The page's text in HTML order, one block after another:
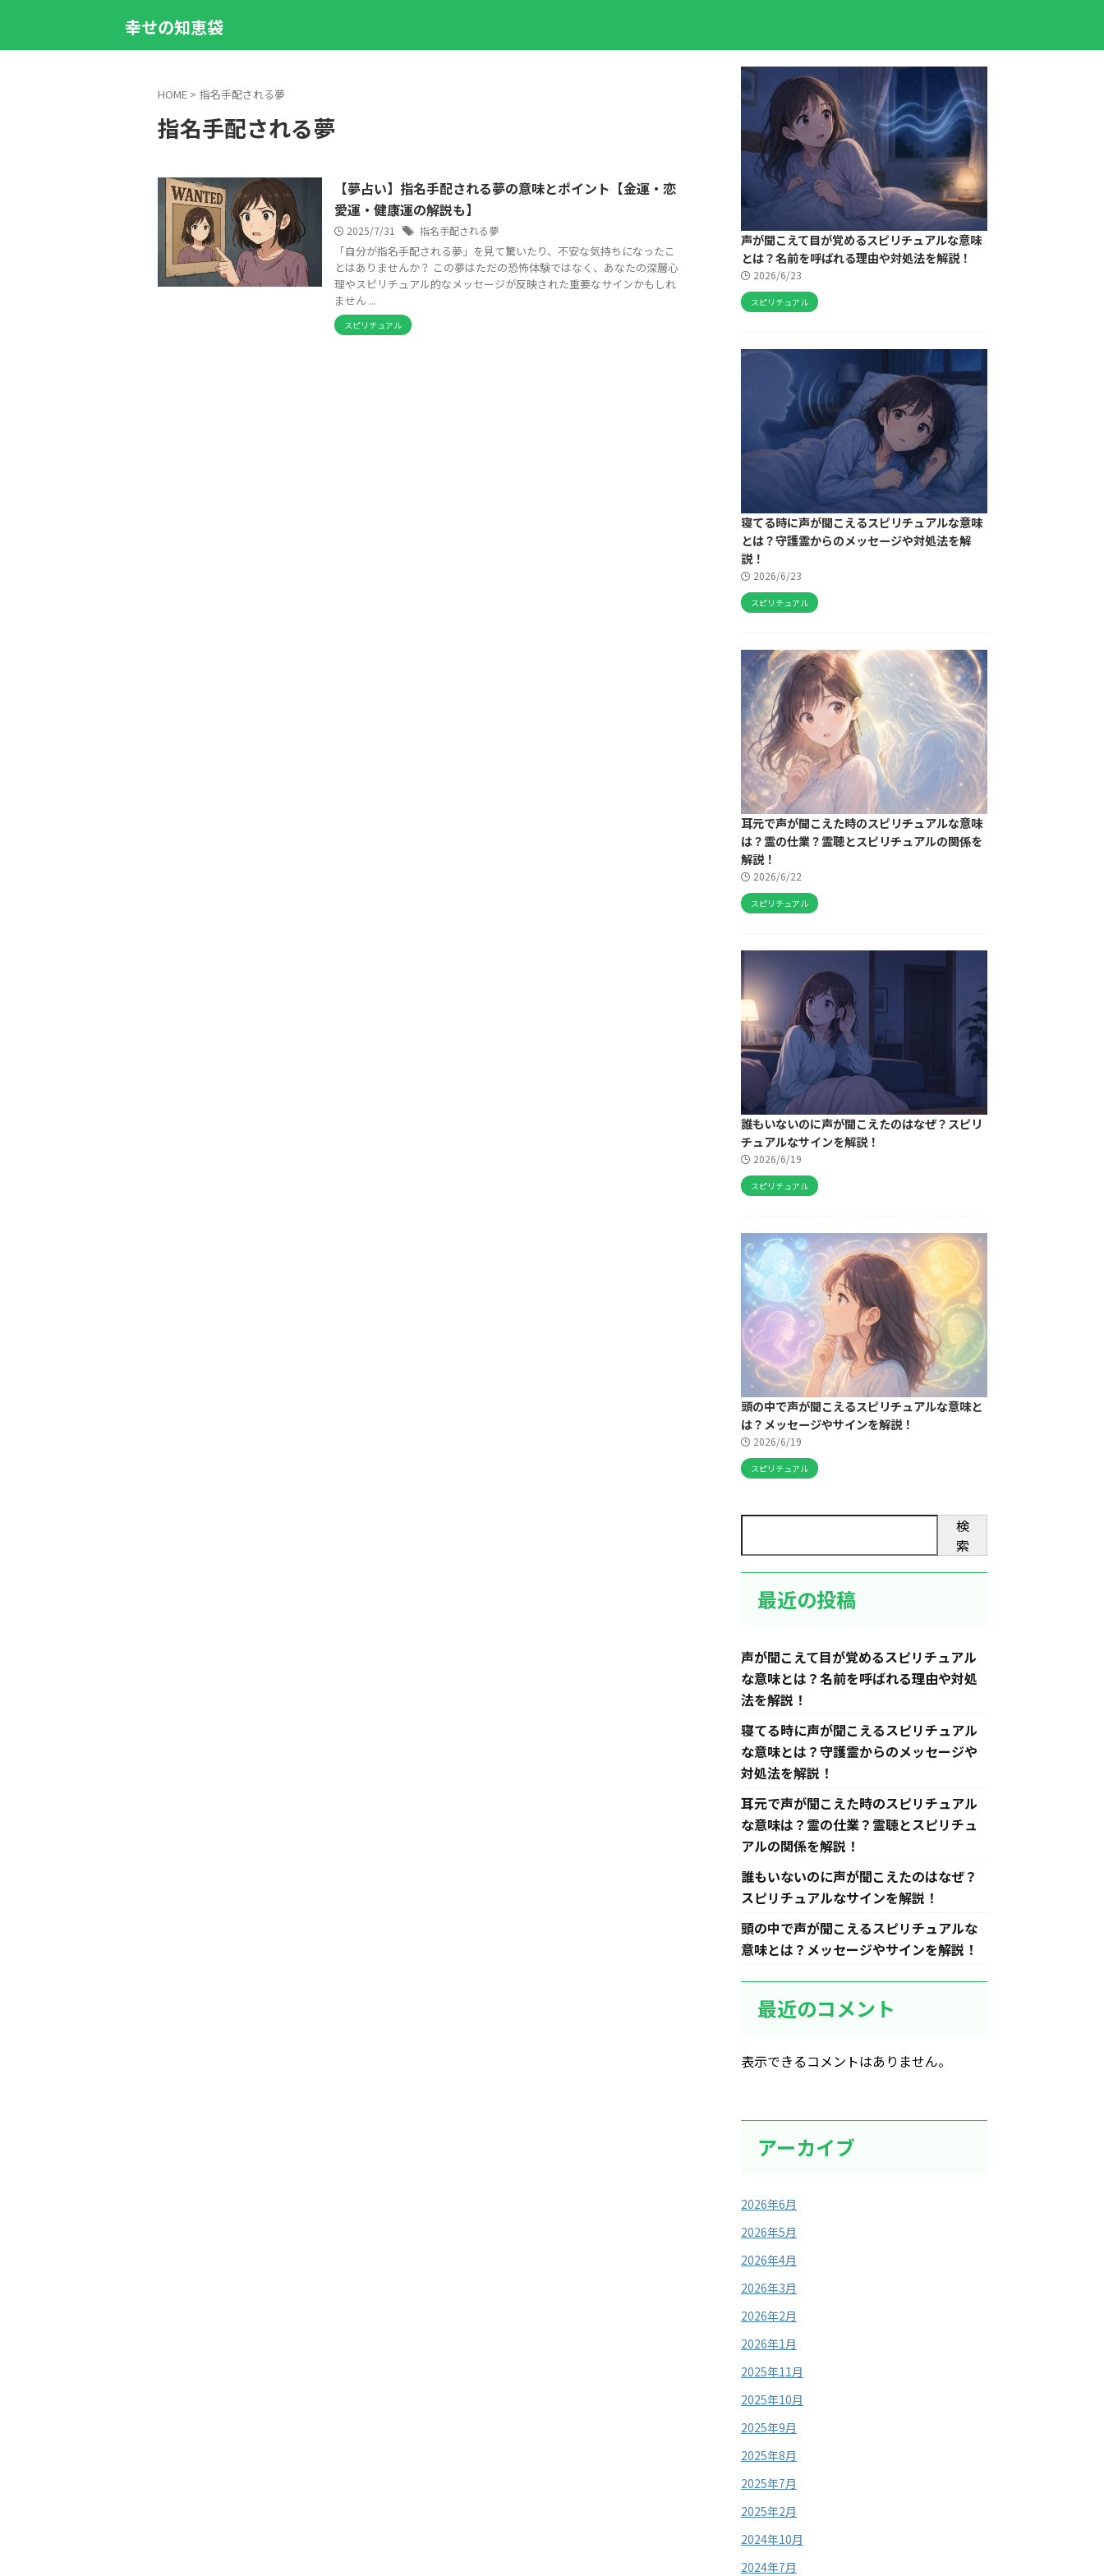
幸せの知恵袋
HOME > 指名手配される夢
指名手配される夢
【夢占い】指名手配される夢の意味とポイント【金運・恋
愛運・健康運の解説も】
2025/7/31 指名手配される夢
「自分が指名手配される夢」を見て驚いたり、不安な気持ちになったこ
とはありませんか？ この夢はただの恐怖体験ではなく、あなたの深層心
理やスピリチュアル的なメッセージが反映された重要なサインかもしれ
ません ...
スピリチュアル
声が聞こえて目が覚めるスピリチュアルな意味
とは？名前を呼ばれる理由や対処法を解説！
2026/6/23
スピリチュアル
寝てる時に声が聞こえるスピリチュアルな意味
とは？守護霊からのメッセージや対処法を解
説！
2026/6/23
スピリチュアル
耳元で声が聞こえた時のスピリチュアルな意味
は？霊の仕業？霊聴とスピリチュアルの関係を
解説！
2026/6/22
スピリチュアル
誰もいないのに声が聞こえたのはなぜ？スピリ
チュアルなサインを解説！
2026/6/19
スピリチュアル
頭の中で声が聞こえるスピリチュアルな意味と
は？メッセージやサインを解説！
2026/6/19
スピリチュアル
検
索
最近の投稿
声が聞こえて目が覚めるスピリチュアル
な意味とは？名前を呼ばれる理由や対処
法を解説！
寝てる時に声が聞こえるスピリチュアル
な意味とは？守護霊からのメッセージや
対処法を解説！
耳元で声が聞こえた時のスピリチュアル
な意味は？霊の仕業？霊聴とスピリチュ
アルの関係を解説！
誰もいないのに声が聞こえたのはなぜ？
スピリチュアルなサインを解説！
頭の中で声が聞こえるスピリチュアルな
意味とは？メッセージやサインを解説！
最近のコメント
表示できるコメントはありません。
アーカイブ
2026年6月
2026年5月
2026年4月
2026年3月
2026年2月
2026年1月
2025年11月
2025年10月
2025年9月
2025年8月
2025年7月
2025年2月
2024年10月
2024年7月